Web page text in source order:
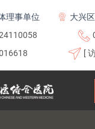
事单位
大兴区人
[